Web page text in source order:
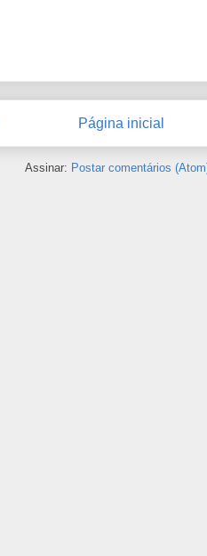
Página inicial
Assinar: Postar comentários